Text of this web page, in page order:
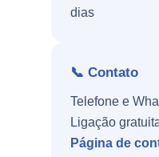
dias
📞 Contato
Telefone e
Ligação
Página de